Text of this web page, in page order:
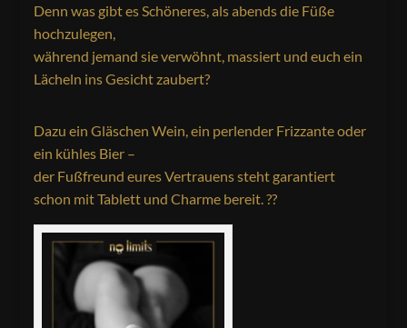
Denn was gibt es Schöneres, als abends die Füße
hochzulegen,
während jemand sie verwöhnt, massiert und euch ein
Lächeln ins Gesicht zaubert?
Dazu ein Gläschen Wein, ein perlender Frizzante oder
ein kühles Bier –
der Fußfreund eures Vertrauens steht garantiert
schon mit Tablett und Charme bereit. ??